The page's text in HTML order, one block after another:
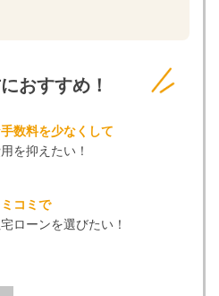
おすすめ！
数料を少なくして
を抑えたい！
コミで
ローンを選びたい！